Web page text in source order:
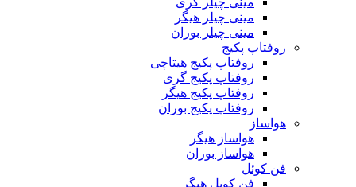
مینی چیلر هیگر
مینی چیلر بوران
روفتاپ پکیج
روفتاپ پکیج هیتاچی
روفتاپ پکیج گری
روفتاپ پکیج هیگر
روفتاپ پکیج بوران
هواساز
هواساز هیگر
هواساز بوران
فن کوئل
فن کویل هیگر